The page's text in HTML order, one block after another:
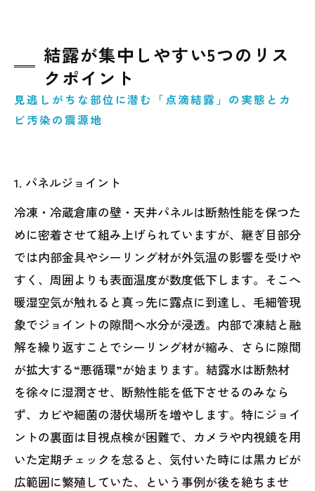
結露が集中しやすい5つのリス
クポイント
見逃しがちな部位に潜む「点滴結露」の実態とカ
ビ汚染の震源地
1. パネルジョイント
冷凍・冷蔵倉庫の壁・天井パネルは断熱性能を保つた
めに密着させて組み上げられていますが、継ぎ目部分
では内部金具やシーリング材が外気温の影響を受けや
すく、周囲よりも表面温度が数度低下します。そこへ
暖湿空気が触れると真っ先に露点に到達し、毛細管現
象でジョイントの隙間へ水分が浸透。内部で凍結と融
解を繰り返すことでシーリング材が縮み、さらに隙間
が拡大する“悪循環”が始まります。結露水は断熱材
を徐々に湿潤させ、断熱性能を低下させるのみなら
ず、カビや細菌の潜伏場所を増やします。特にジョイ
ントの裏面は目視点検が困難で、カメラや内視鏡を用
いた定期チェックを怠ると、気付いた時には黒カビが
広範囲に繁殖していた、という事例が後を絶ちませ